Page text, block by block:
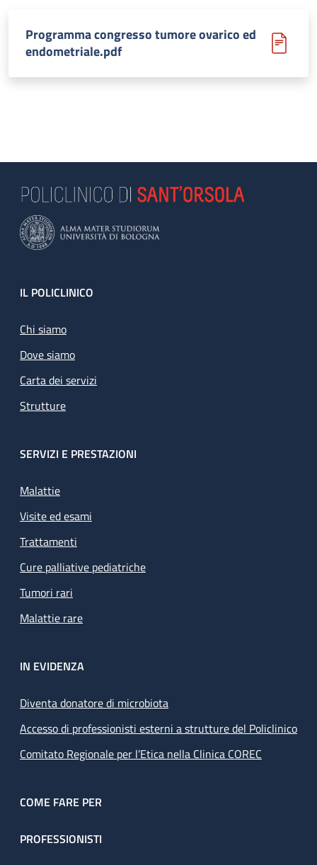
Programma congresso tumore ovarico ed
endometriale.pdf
Footer
IL POLICLINICO
Chi siamo
Dove siamo
Carta dei servizi
Strutture
SERVIZI E PRESTAZIONI
Malattie
Visite ed esami
Trattamenti
Cure palliative pediatriche
Tumori rari
Malattie rare
IN EVIDENZA
Diventa donatore di microbiota
Accesso di professionisti esterni a strutture del Policlinico
Comitato Regionale per l’Etica nella Clinica COREC
COME FARE PER
PROFESSIONISTI